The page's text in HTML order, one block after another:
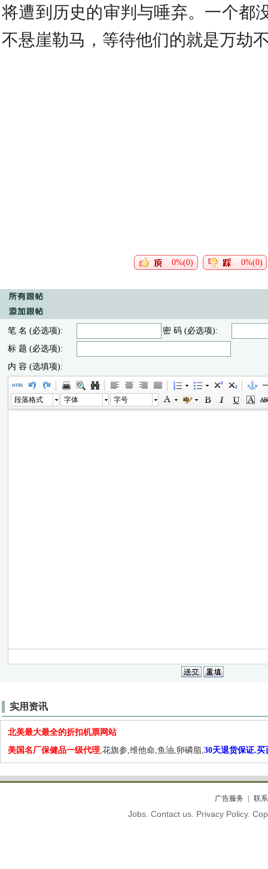
将遭到历史的审判与唾弃。一个都
不悬崖勒马，等待他们的就是万劫
0%(0) 0%(0)
笔 名 (必选项):
密 码 (必选项):
标 题 (必选项):
内 容 (选填项):
段落格式 字体 字号
实用资讯
北美最大最全的折扣机票网站
美国名厂保健品一级代理,花旗参,维他命,鱼油,卵磷脂,30天退货保证.买
广告服务 联
Jobs. Contact us. Privacy Policy.